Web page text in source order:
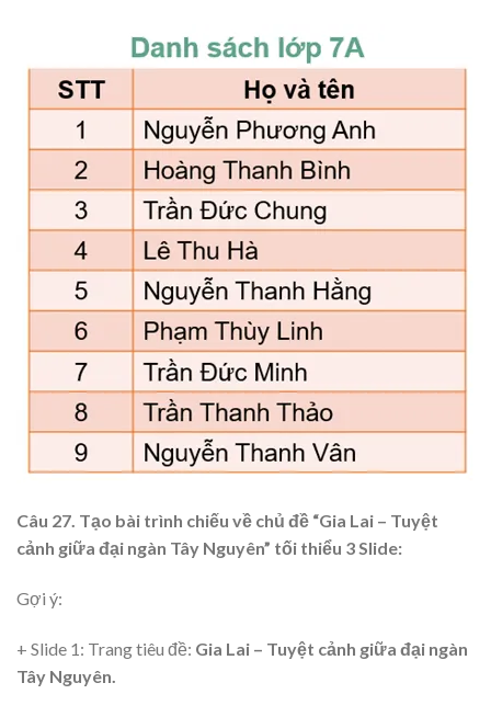
Câu 27. Tạo bài trình chiếu về chủ đề “Gia Lai – Tuyệt
cảnh giữa đại ngàn Tây Nguyên” tối thiểu 3 Slide:
Gợi ý:
+ Slide 1: Trang tiêu đề: Gia Lai – Tuyệt cảnh giữa đại ngàn
Tây Nguyên.